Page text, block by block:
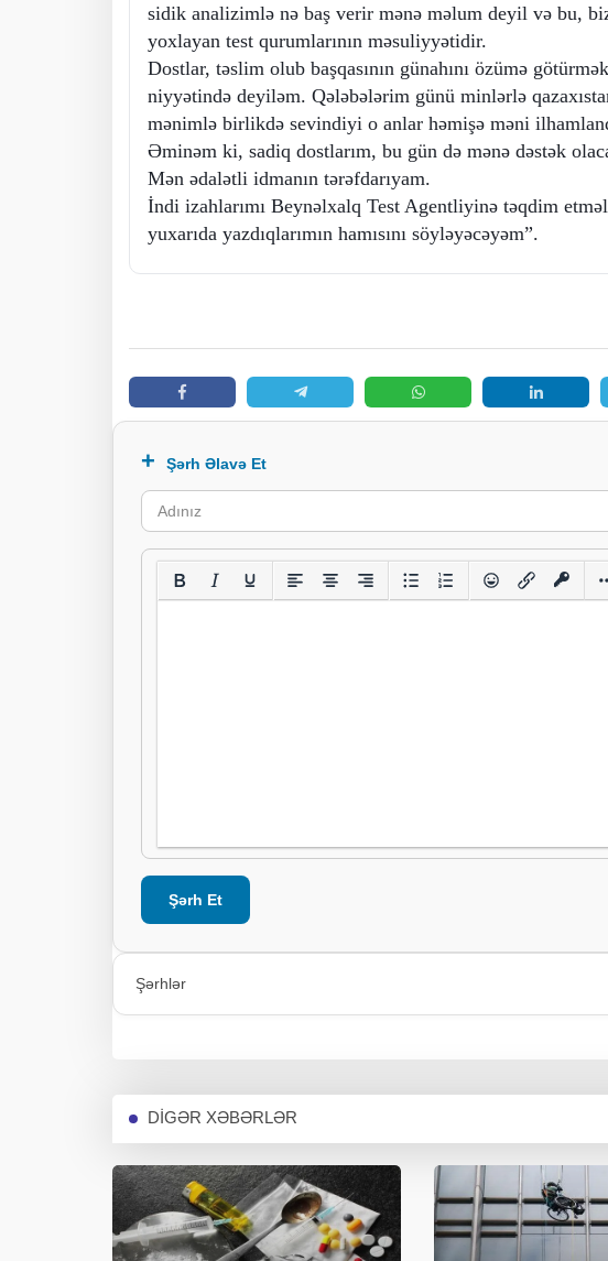
sidik analizimlə nə baş verir mənə məlum deyil və bu,
yoxlayan test qurumlarının məsuliyyətidir.
Dostlar, təslim olub başqasının günahını özümə götürmək
niyyətində deyiləm. Qələbələrim günü minlərlə
mənimlə birlikdə sevindiyi o anlar həmişə məni
Əminəm ki, sadiq dostlarım, bu gün də mənə dəstək
Mən ədalətli idmanın tərəfdarıyam.
İndi izahlarımı Beynəlxalq Test Agentliyinə təqdim
yuxarıda yazdıqlarımın hamısını söyləyəcəyəm”.
Şərh Əlavə Et
Şərh Et
Şərhlər
DİGƏR XƏBƏRLƏR